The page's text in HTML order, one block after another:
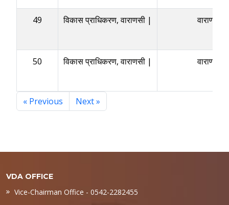
49 विकास प्राधिकरण, वाराणसी | वाराणसी
50 विकास प्राधिकरण, वाराणसी | वाराणसी
« Previous Next »
VDA OFFICE
Vice-Chairman Office - 0542-2282455